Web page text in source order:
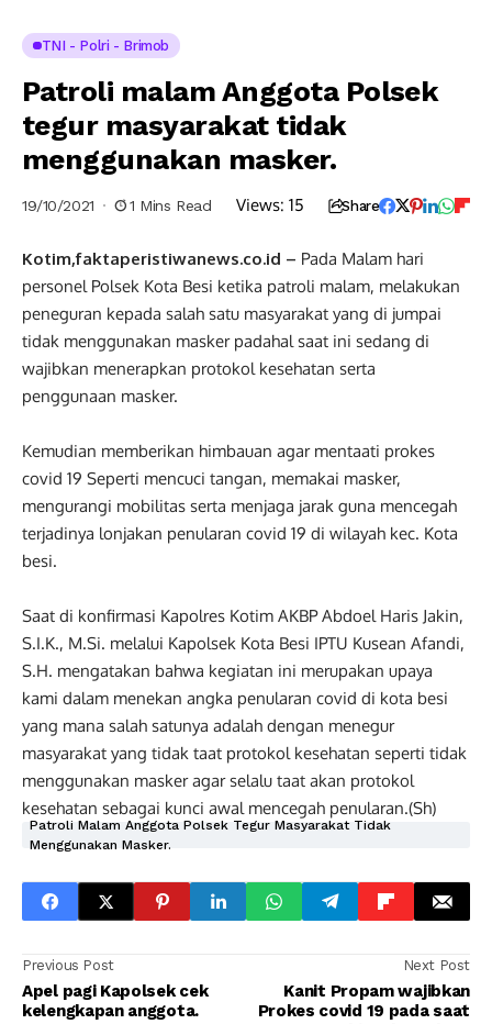
TNI - Polri - Brimob
Patroli malam Anggota Polsek
tegur masyarakat tidak
menggunakan masker.
19/10/2021 1 Mins Read Views: 15 Share
Kotim,faktaperistiwanews.co.id – Pada Malam hari
personel Polsek Kota Besi ketika patroli malam, melakukan
peneguran kepada salah satu masyarakat yang di jumpai
tidak menggunakan masker padahal saat ini sedang di
wajibkan menerapkan protokol kesehatan serta
penggunaan masker.
Kemudian memberikan himbauan agar mentaati prokes
covid 19 Seperti mencuci tangan, memakai masker,
mengurangi mobilitas serta menjaga jarak guna mencegah
terjadinya lonjakan penularan covid 19 di wilayah kec. Kota
besi.
Saat di konfirmasi Kapolres Kotim AKBP Abdoel Haris Jakin,
S.I.K., M.Si. melalui Kapolsek Kota Besi IPTU Kusean Afandi,
S.H. mengatakan bahwa kegiatan ini merupakan upaya
kami dalam menekan angka penularan covid di kota besi
yang mana salah satunya adalah dengan menegur
masyarakat yang tidak taat protokol kesehatan seperti tidak
menggunakan masker agar selalu taat akan protokol
kesehatan sebagai kunci awal mencegah penularan.(Sh)
Patroli Malam Anggota Polsek Tegur Masyarakat Tidak
Menggunakan Masker.
Previous Post
Apel pagi Kapolsek cek
kelengkapan anggota.
Next Post
Kanit Propam wajibkan
Prokes covid 19 pada saat